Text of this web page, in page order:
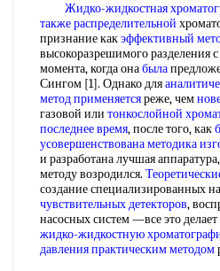
Жидко-жидкостная
также распределительной
признание какэффективный
высокоразрешимого разделения с
момента, когда онабыла
Сингом [1]. Однако для
метод применяетсяреже, чем
газовой или тонкослойной
последнее время, после того, как
усовершенствована методика
и разработана лучшая
методу возродился.
создание специализированных
чувствительных детекторов,
насосных систем —все это делает
жидко-жидкостную
давленияпрактическим методом